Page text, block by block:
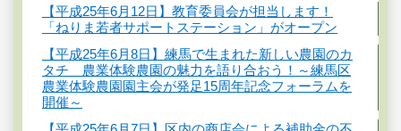
【平成25年6月12日】教育委員会が担当します！
「ねりま若者サポートステーション」がオープン
【平成25年6月8日】練馬で生まれた新しい農園のカ
タチ 農業体験農園の魅力を語り合おう！～練馬区
農業体験農園園主会が発足15周年記念フォーラムを
開催～